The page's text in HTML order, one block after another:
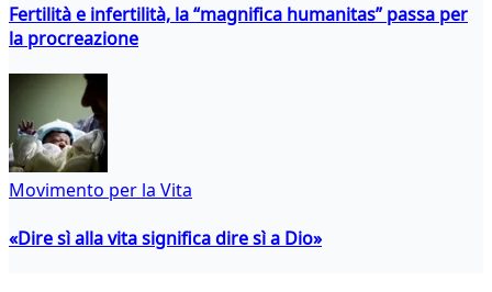
Fertilità e infertilità, la “magnifica humanitas” passa per
la procreazione
Movimento per la Vita
«Dire sì alla vita significa dire sì a Dio»